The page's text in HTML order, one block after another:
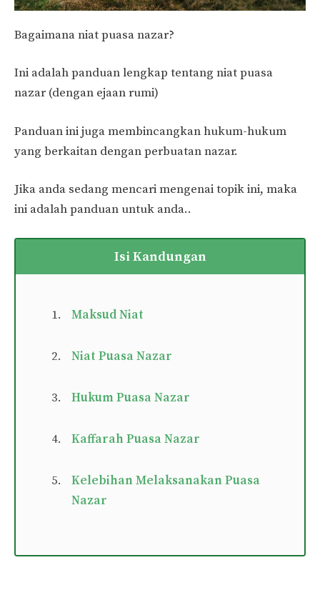
Bagaimana niat puasa nazar?
Ini adalah panduan lengkap tentang niat puasa
nazar (dengan ejaan rumi)
Panduan ini juga membincangkan hukum-hukum
yang berkaitan dengan perbuatan nazar.
Jika anda sedang mencari mengenai topik ini, maka
ini adalah panduan untuk anda..
Isi Kandungan
Maksud Niat
Niat Puasa Nazar
Hukum Puasa Nazar
Kaffarah Puasa Nazar
Kelebihan Melaksanakan Puasa
Nazar